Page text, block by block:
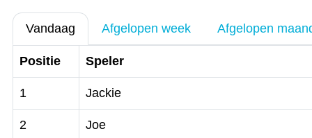
Vandaag Afgelopen week Afgelopen
Positie Speler
1 Jackie
2 Joe